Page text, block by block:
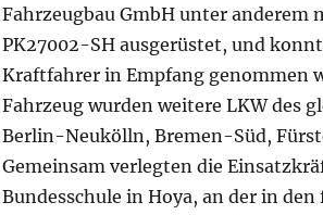
Fahrzeugbau GmbH unter anderem
PK27002-SH ausgerüstet, und
Kraftfahrer in Empfang genommen
Fahrzeug wurden weitere LKW des
Berlin-Neukölln, Bremen-Süd,
Gemeinsam verlegten die
Bundesschule in Hoya, an der in